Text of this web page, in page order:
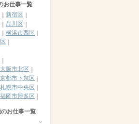
お仕事一覧
新宿区
品川区
横浜市西区
大阪市北区
京都市下京区
札幌市中央区
福岡市博多区
お仕事一覧